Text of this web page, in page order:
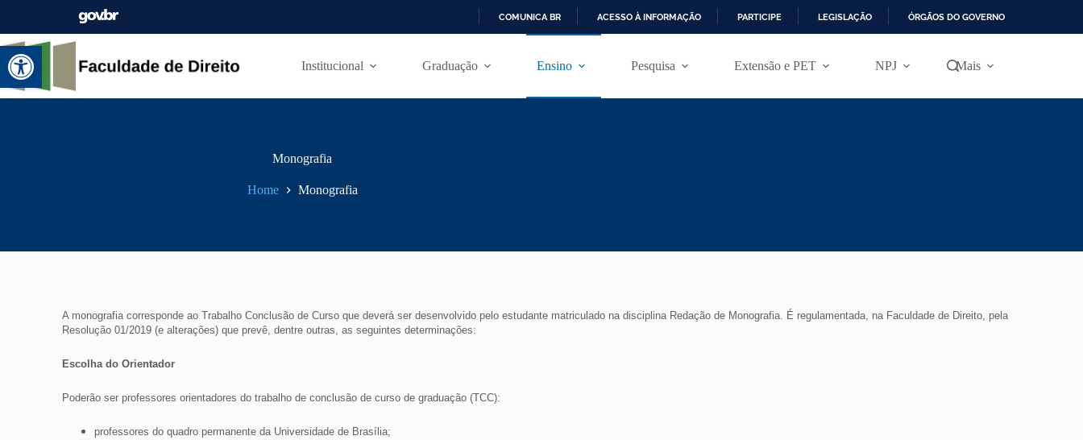
Abrir a barra de ferramentas
P
R
COMUNICA BR ACESSO À INFORMAÇÃO PARTICIPE LEGISLAÇÃO ÓRGÃOS DO GOVERNO
Institucional Graduação Ensino Pesquisa Extensão e PET NPJ Mais
Monografia
Home Monografia
A monografia corresponde ao Trabalho Conclusão de Curso que deverá ser desenvolvido pelo estudante matriculado na disciplina Redação de Monografia. É regulamentada, na Faculdade de Direito, pela
Resolução 01/2019 (e alterações) que prevê, dentre outras, as seguintes determinações:
Escolha do Orientador
Poderão ser professores orientadores do trabalho de conclusão de curso de graduação (TCC):
professores do quadro permanente da Universidade de Brasília;